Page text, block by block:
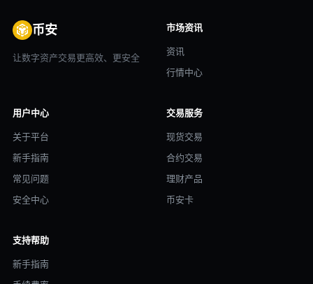
币安
让数字资产交易更高效、更安全
市场资讯
资讯
行情中心
用户中心
关于平台
新手指南
常见问题
安全中心
交易服务
现货交易
合约交易
理财产品
币安卡
支持帮助
新手指南